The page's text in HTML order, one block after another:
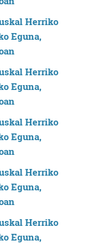
cookie-
eta
teknologia hori